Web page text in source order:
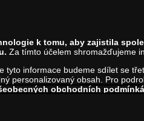
500
k tomu, aby zajistila
Za tímto účelem shromažďujeme
tyto informace budeme sdílet se
personalizovaný obsah. Pro
obchodních